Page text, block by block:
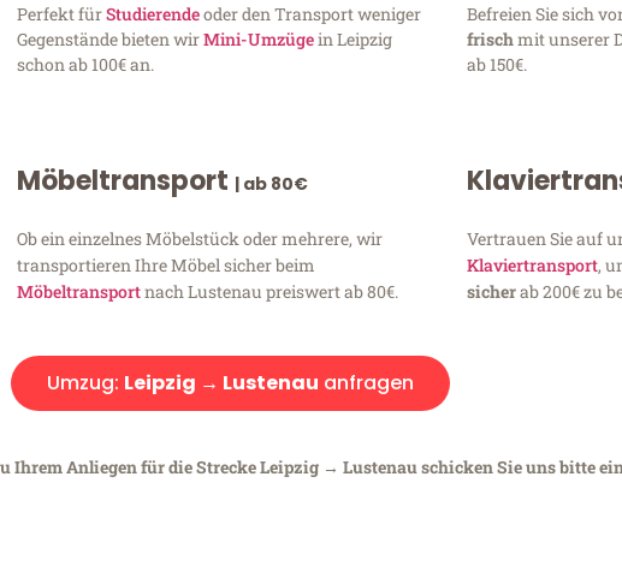
Perfekt fürStudierendeoder den Transport weniger
Gegenstände bieten wirMini-Umzügein Leipzig
schon ab 100€ an.
Befreien Sie sich
frischmit unserer
ab 150€.
Möbeltransport | ab 80€
Ob ein einzelnes Möbelstück oder mehrere, wir
transportieren Ihre Möbel sicher beim
Möbeltransportnach Lustenau preiswert ab 80€.
Vertrauen Sie auf
Klaviertransport,
sicherab 200€ zu
Umzug: Leipzig → Lustenau anfragen
Ihrem Anliegen für die Strecke Leipzig → Lustenau schicken Sie uns bitte